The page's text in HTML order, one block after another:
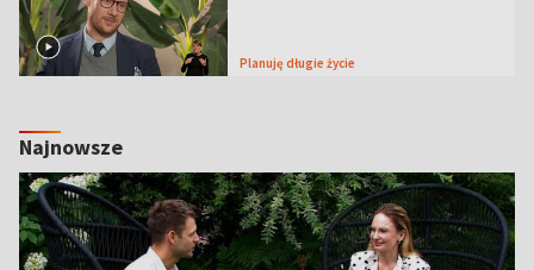
Planuję długie życie
Najnowsze